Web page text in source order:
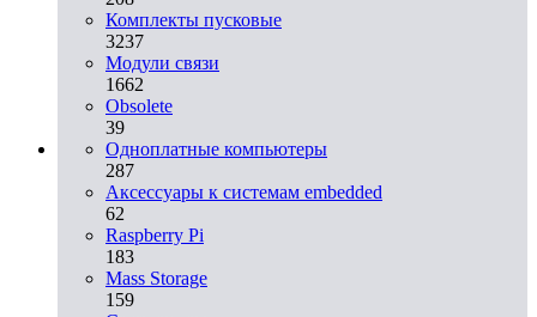
Комплекты пусковые
3237
Модули связи
1662
Obsolete
39
Одноплатные компьютеры
287
Аксессуары к системам embedded
62
Raspberry Pi
183
Mass Storage
159